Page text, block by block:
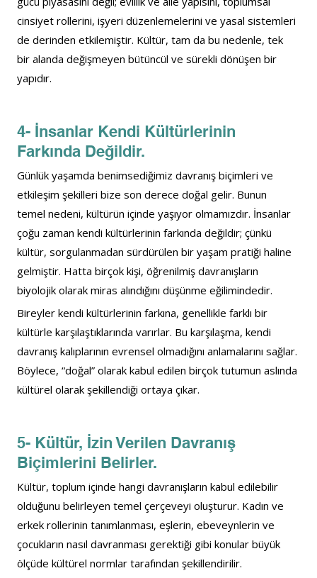
cinsiyet rollerini, işyeri düzenlemelerini ve yasal sistemleri
de derinden etkilemiştir. Kültür, tam da bu nedenle, tek
bir alanda değişmeyen bütüncül ve sürekli dönüşen bir
yapıdır.
4- İnsanlar Kendi Kültürlerinin
Farkında Değildir.
Günlük yaşamda benimsediğimiz davranış biçimleri ve
etkileşim şekilleri bize son derece doğal gelir. Bunun
temel nedeni, kültürün içinde yaşıyor olmamızdır. İnsanlar
çoğu zaman kendi kültürlerinin farkında değildir; çünkü
kültür, sorgulanmadan sürdürülen bir yaşam pratiği haline
gelmiştir. Hatta birçok kişi, öğrenilmiş davranışların
biyolojik olarak miras alındığını düşünme eğilimindedir.
Bireyler kendi kültürlerinin farkına, genellikle farklı bir
kültürle karşılaştıklarında varırlar. Bu karşılaşma, kendi
davranış kalıplarının evrensel olmadığını anlamalarını sağlar.
Böylece, “doğal” olarak kabul edilen birçok tutumun aslında
kültürel olarak şekillendiği ortaya çıkar.
5- Kültür, İzin Verilen Davranış
Biçimlerini Belirler.
Kültür, toplum içinde hangi davranışların kabul edilebilir
olduğunu belirleyen temel çerçeveyi oluşturur. Kadın ve
erkek rollerinin tanımlanması, eşlerin, ebeveynlerin ve
çocukların nasıl davranması gerektiği gibi konular büyük
ölçüde kültürel normlar tarafından şekillendirilir.